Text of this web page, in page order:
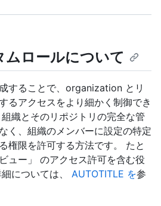
ムロールについて
することで、organization とリ
るアクセスをより細かく制御でき
織とそのリポジトリの完全な管
く、組織のメンバーに設定の特定
権限を許可する方法です。 たと
ュー」 のアクセス許可を含む役
については、 AUTOTITLE を参